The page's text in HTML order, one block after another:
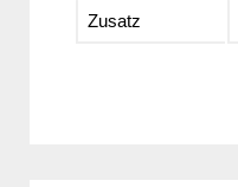
Zusatz